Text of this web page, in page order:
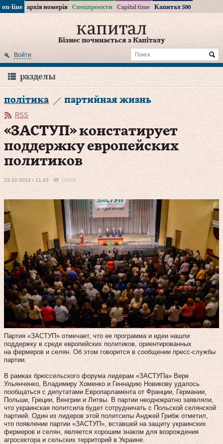
on-line архів номерів Спецпроекти Capital time Капитал 500
Бізнес починається з Капіталу
Войти
разделы
політика партийная жизнь
RSS
«ЗАСТУП» констатирует
поддержку европейских
политиков
23.10.2014 / 11:43 16456
Партия «ЗАСТУП» отмечает, что ее программа и идеи нашли
поддержку в среде европейских политиков, ориентированных
на фермеров и селян. Об этом говорится в сообщении пресс-службы
партии.
В рамках брюссельского форума лидерам «ЗАСТУПа» Вере
Ульянченко, Владимиру Хоменко и Геннадию Новикову удалось
пообщаться с депутатами Европарламента от Франции, Германии,
Польши, Греции, Венгрии и Литвы. В партии неоднократно заявляли,
что украинская политсила будет сотрудничать с Польской селянской
партией. Один из лидеров этой политсилы Анджей Грибж отметил,
что появление партии «ЗАСТУП», вставшей на защиту украинских
фермеров и селян, является хорошим знаком для возрождения
агросектора и сельских территорий в Украине.